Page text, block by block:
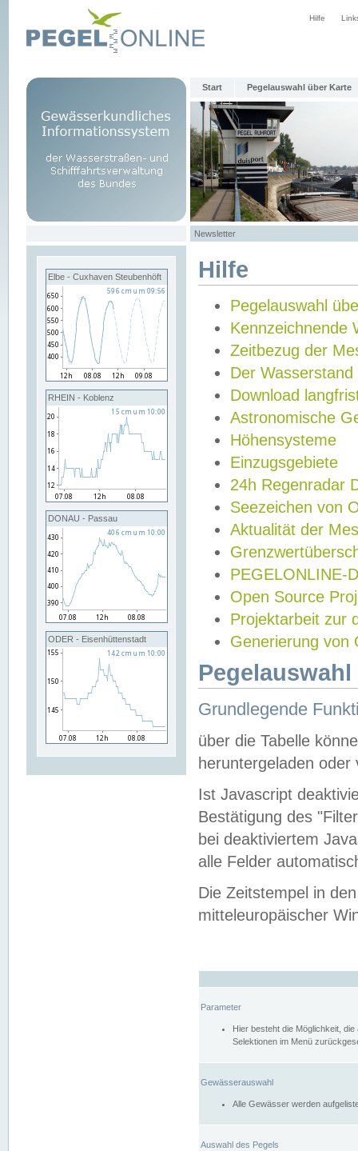
Hilfe
Start Pegelauswahl über Karte
Newsletter
Elbe - Cuxhaven Steubenhöft
RHEIN - Koblenz
DONAU - Passau
ODER - Eisenhüttenstadt
Hilfe
Pegelauswahl
Kennzeichnende
Zeitbezug der
Der Wasserstand
Download
Astronomische
Höhensysteme
Einzugsgebiete
24h Regenradar
Seezeichen von
Aktualität der
PEGELONLINE-
Open Source
Projektarbeit zur
Generierung von
Grundlegende
über die Tabelle
heruntergeladen oder
Ist Javascript
Bestätigung des
bei deaktiviertem
alle Felder
Die Zeitstempel in
mitteleuropäischer
Parameter
Hier besteht die Möglichkeit,
Selektionen im Menü
Gewässerauswahl
Alle Gewässer werden
Auswahl des Pegels